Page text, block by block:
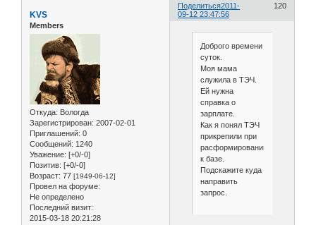
Поделиться 120
2011-
09-12 23:47:56
KVS
Members
Откуда: Вологда
Зарегистрирован: 2007-02-01
Приглашений: 0
Сообщений: 1240
Уважение: [+0/-0]
Позитив: [+0/-0]
Возраст: 77 [1949-06-12]
Провел на форуме:
Не определено
Последний визит:
2015-03-18 20:21:28
Доброго времени
суток.
Моя мама
служила в ТЭЧ.
Ей нужна
справка о
зарплате.
Как я понял ТЭЧ
прикрепили при
расформировании
к базе.
Подскажите куда
направить
запрос.